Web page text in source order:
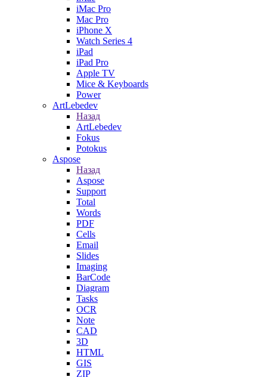
iMac Pro
Mac Pro
iPhone X
Watch Series 4
iPad
iPad Pro
Apple TV
Mice & Keyboards
Power
ArtLebedev
Назад
ArtLebedev
Fokus
Potokus
Aspose
Назад
Aspose
Support
Total
Words
PDF
Cells
Email
Slides
Imaging
BarCode
Diagram
Tasks
OCR
Note
CAD
3D
HTML
GIS
ZIP